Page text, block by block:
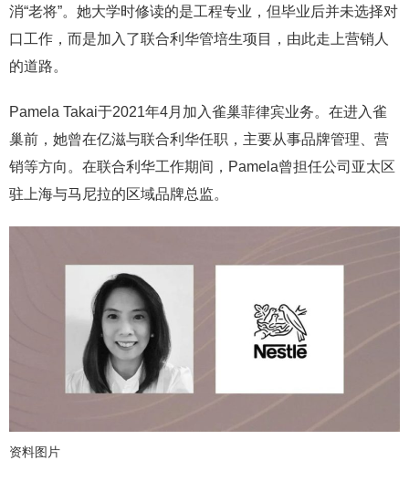
消“老将”。她大学时修读的是工程专业，但毕业后并未选择对
口工作，而是加入了联合利华管培生项目，由此走上营销人
的道路。
Pamela Takai于2021年4月加入雀巢菲律宾业务。在进入雀
巢前，她曾在亿滋与联合利华任职，主要从事品牌管理、营
销等方向。在联合利华工作期间，Pamela曾担任公司亚太区
驻上海与马尼拉的区域品牌总监。
资料图片